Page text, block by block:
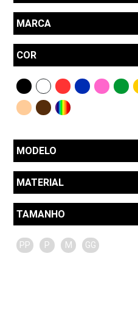
Outlet (3)
Produtos até 270 reais (19)
Camiseta Adidas (37)
MARCA
Adidas (37)
COR
MODELO
Roupas Adidas (37)
MATERIAL
Outros (3)
Algodão (34)
TAMANHO
PP P M GG